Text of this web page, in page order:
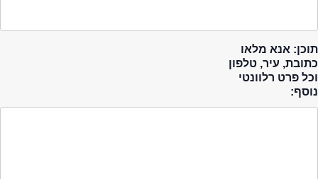
תוכן: אנא מלאו
כתובת, עיר, טלפון
וכל פרט רלוונטי
נוסף: